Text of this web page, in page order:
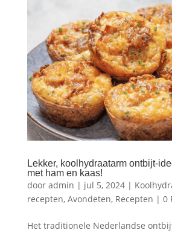
Lekker, koolhydraatarm ontbijt-
met ham en kaas!
door admin | jul 5, 2024|
recepten, Avondeten, Recepten | 0
Het traditionele Nederlandse